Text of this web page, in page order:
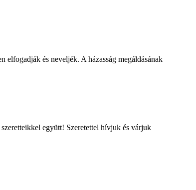
elfogadják és neveljék. A házasság megáldásának
együtt! Szeretettel hívjuk és várjuk